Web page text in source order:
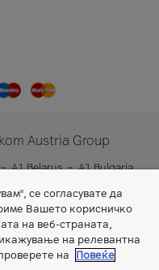
Austria Group
A1 Belarus
A1 Bulgaria
се согласувате да
Вашето корисничко
на веб-страната,
на релевантна
на
Повеќе